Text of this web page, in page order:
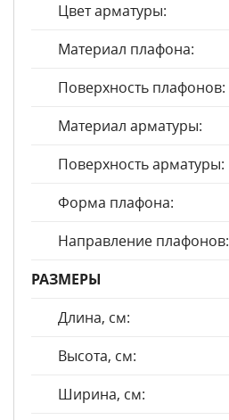
Цвет арматуры:
Материал плафона:
Поверхность плафонов:
Материал арматуры:
Поверхность арматуры:
Форма плафона:
Направление плафонов:
РАЗМЕРЫ
Длина, см:
Высота, см:
Ширина, см: